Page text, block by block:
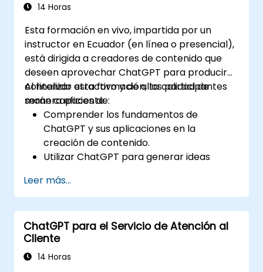
cumplimiento normativo y la gestión de
14 Horas
Esta formación en vivo, impartida por un
instructor en Ecuador (en línea o presencial),
está dirigida a creadores de contenido que
deseen aprovechar ChatGPT para producir
contenido atractivo y de alta calidad de
manera eficiente.
Al finalizar esta formación, los participantes
serán capaces de:
Comprender los fundamentos de
ChatGPT y sus aplicaciones en la
creación de contenido.
Utilizar ChatGPT para generar ideas
escritor.
Mejorar la calidad y relevancia del
contenido con la ayuda de ChatGPT.
Aplicar las mejores prácticas para usar
ChatGPT en flujos de trabajo de creación
de contenido.
Leer más...
ChatGPT para el Servicio de Atención al
Cliente
14 Horas